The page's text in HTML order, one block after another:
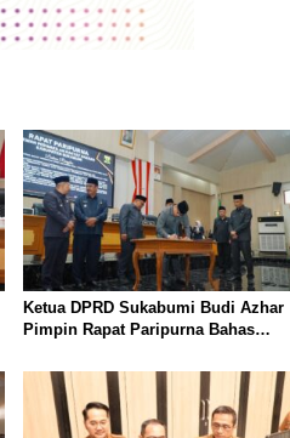
Ketua DPRD Sukabumi Budi Azhar
Pimpin Rapat Paripurna Bahas